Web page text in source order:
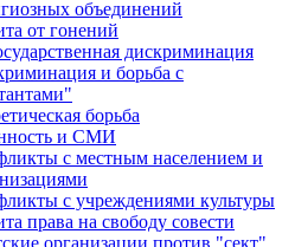
объединений
от гонений
дискриминация
и борьба с
борьба
и СМИ
с местным населением и
с учреждениями культуры
права на свободу совести